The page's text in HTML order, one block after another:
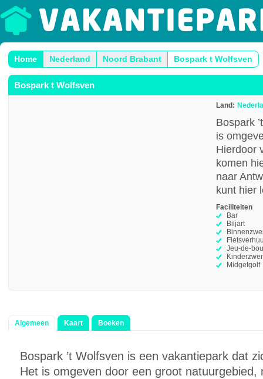
Home Nederland Noord Brabant Bospark t Wolfsven
Bospark t Wolfsven
Land:
Bospark
is
Hierdoor
komen
naar
kunt hier
Faciliteiten
Bar
Biljart
Jeu-de-
Midgetgolf
Algemeen Kaart Boeken
Bospark ’t Wolfsven is een vakantiepark dat
Het is omgeven door een groot natuurgebied,